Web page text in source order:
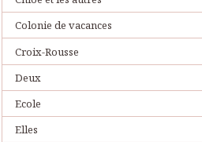
Colonie de vacances
Croix-Rousse
Deux
Ecole
Elles